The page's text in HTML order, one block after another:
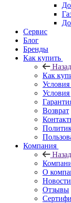
Сервис
Блог
Бренды
Как купить
Назад
Как
Условия
Возврат
Компания
Назад
О
Новости
Отзывы